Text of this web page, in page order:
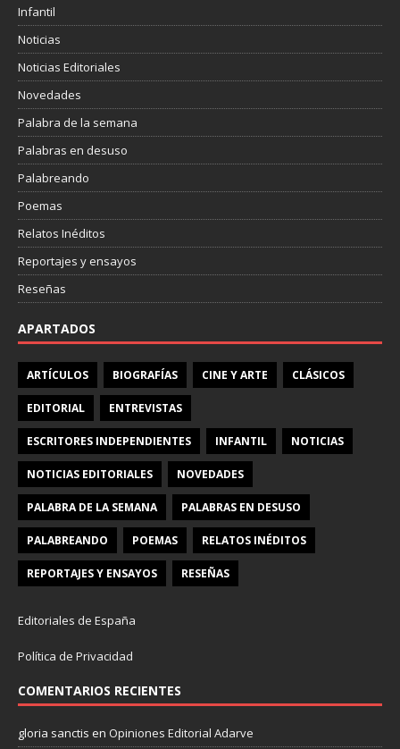
Infantil
Noticias
Noticias Editoriales
Novedades
Palabra de la semana
Palabras en desuso
Palabreando
Poemas
Relatos Inéditos
Reportajes y ensayos
Reseñas
APARTADOS
ARTÍCULOS BIOGRAFÍAS CINE Y ARTE CLÁSICOS
EDITORIAL ENTREVISTAS
ESCRITORES INDEPENDIENTES INFANTIL NOTICIAS
NOTICIAS EDITORIALES NOVEDADES
PALABRA DE LA SEMANA PALABRAS EN DESUSO
PALABREANDO POEMAS RELATOS INÉDITOS
REPORTAJES Y ENSAYOS RESEÑAS
Editoriales de España
Política de Privacidad
COMENTARIOS RECIENTES
gloria sanctis en Opiniones Editorial Adarve